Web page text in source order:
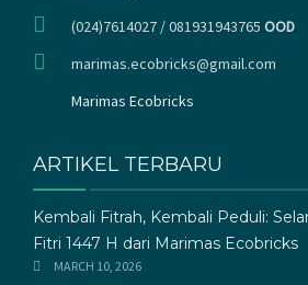
(024)7614027 / 081931943765 OOD
marimas.ecobricks@gmail.com
Marimas Ecobricks
ARTIKEL TERBARU
Kembali Fitrah, Kembali Peduli:
Fitri 1447 H dari Marimas Ecobricks
MARCH 10, 2026